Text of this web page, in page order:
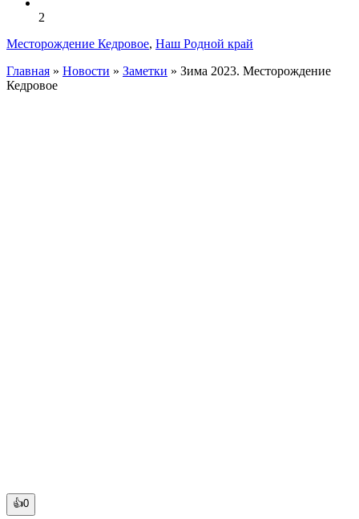
2
Месторождение Кедровое, Наш Родной край
Главная » Новости » Заметки » Зима 2023. Месторождение
Кедровое
👍0